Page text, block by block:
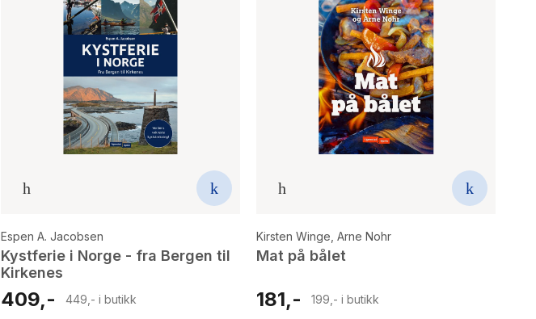
Espen A. Jacobsen
Kystferie i Norge - fra Bergen til
Kirkenes
409,-
449,- i butikk
Kirsten Winge, Arne Nohr
Mat på bålet
181,-
199,- i butikk